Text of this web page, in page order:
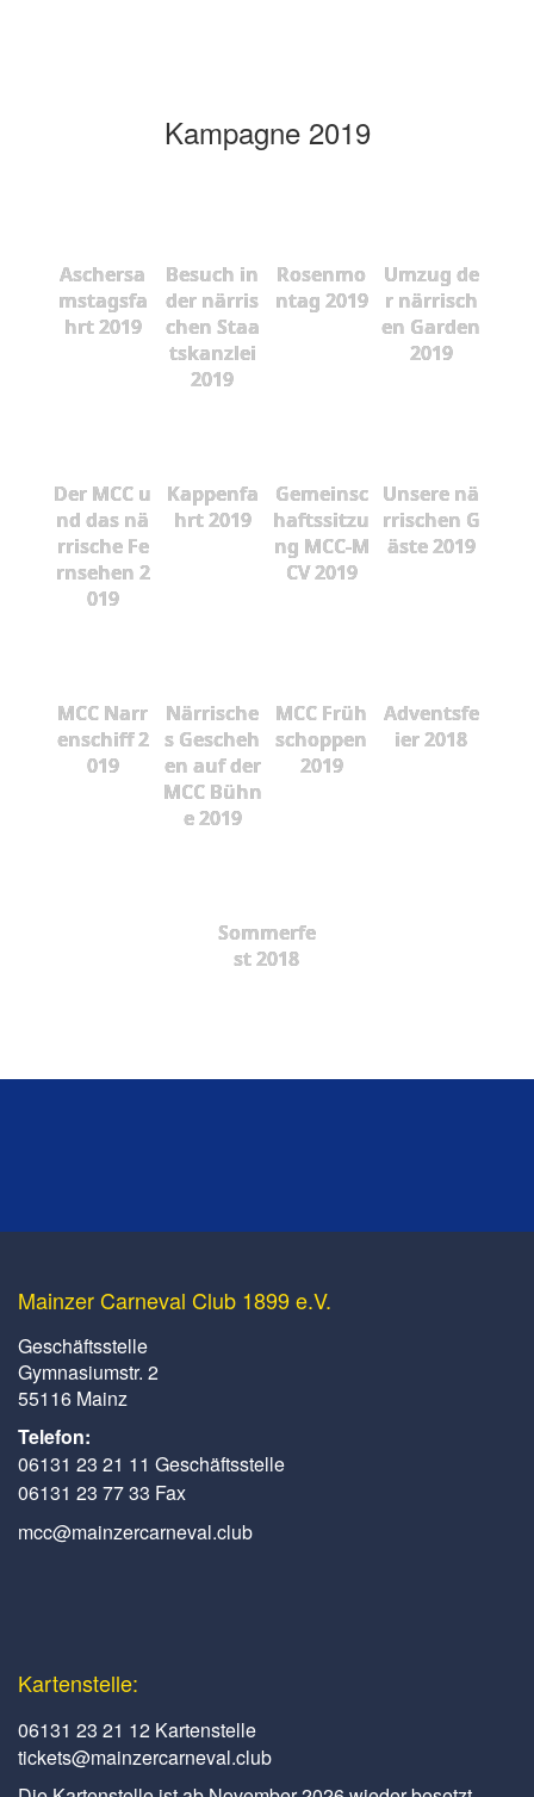
Kampagne 2019
Aschersa
mstagsfa
hrt 2019
Besuch in
der närris
chen Staa
tskanzlei
2019
Rosenmo
ntag 2019
Umzug de
r närrisch
en Garden
2019
Der MCC u
nd das nä
rrische Fe
rnsehen 2
019
Kappenfa
hrt 2019
Gemeinsc
haftssitzu
ng MCC-M
CV 2019
Unsere nä
rrischen G
äste 2019
MCC Narr
enschiff 2
019
Närrische
s Gescheh
en auf der
MCC Bühn
e 2019
MCC Früh
schoppen
2019
Adventsfe
ier 2018
Sommerfe
st 2018
Mainzer Carneval Club 1899 e.V.
Geschäftsstelle
Gymnasiumstr. 2
55116 Mainz
Telefon:
06131 23 21 11 Geschäftsstelle
06131 23 77 33 Fax
mcc@mainzercarneval.club
Kartenstelle:
06131 23 21 12 Kartenstelle
tickets@mainzercarneval.club